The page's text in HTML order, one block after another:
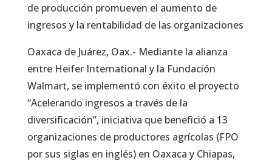
de producción promueven el aumento de
ingresos y la rentabilidad de las organizaciones
Oaxaca de Juárez, Oax.- Mediante la alianza
entre Heifer International y la Fundación
Walmart, se implementó con éxito el proyecto
“Acelerando ingresos a través de la
diversificación”, iniciativa que benefició a 13
organizaciones de productores agrícolas (FPO
por sus siglas en inglés) en Oaxaca y Chiapas,